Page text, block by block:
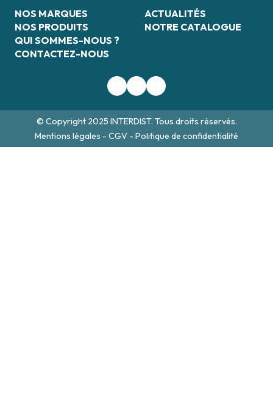
NOS MARQUES
NOS PRODUITS
QUI SOMMES-NOUS ?
CONTACTEZ-NOUS
ACTUALITÉS
NOTRE CATALOGUE
© Copyright 2025 INTERDIST. Tous droits réservés.
Mentions légales - CGV - Politique de confidentialité